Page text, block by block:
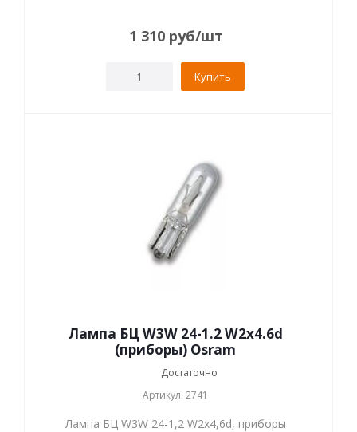
1 310руб/шт
Купить
Лампа БЦ W3W 24-1.2 W2x4.6d
(приборы) Osram
Достаточно
Артикул: 2741
Лампа БЦ W3W 24-1,2 W2x4,6d, приборы